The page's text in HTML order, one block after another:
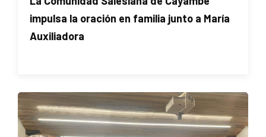
impulsa la oración en familia junto a María
Auxiliadora